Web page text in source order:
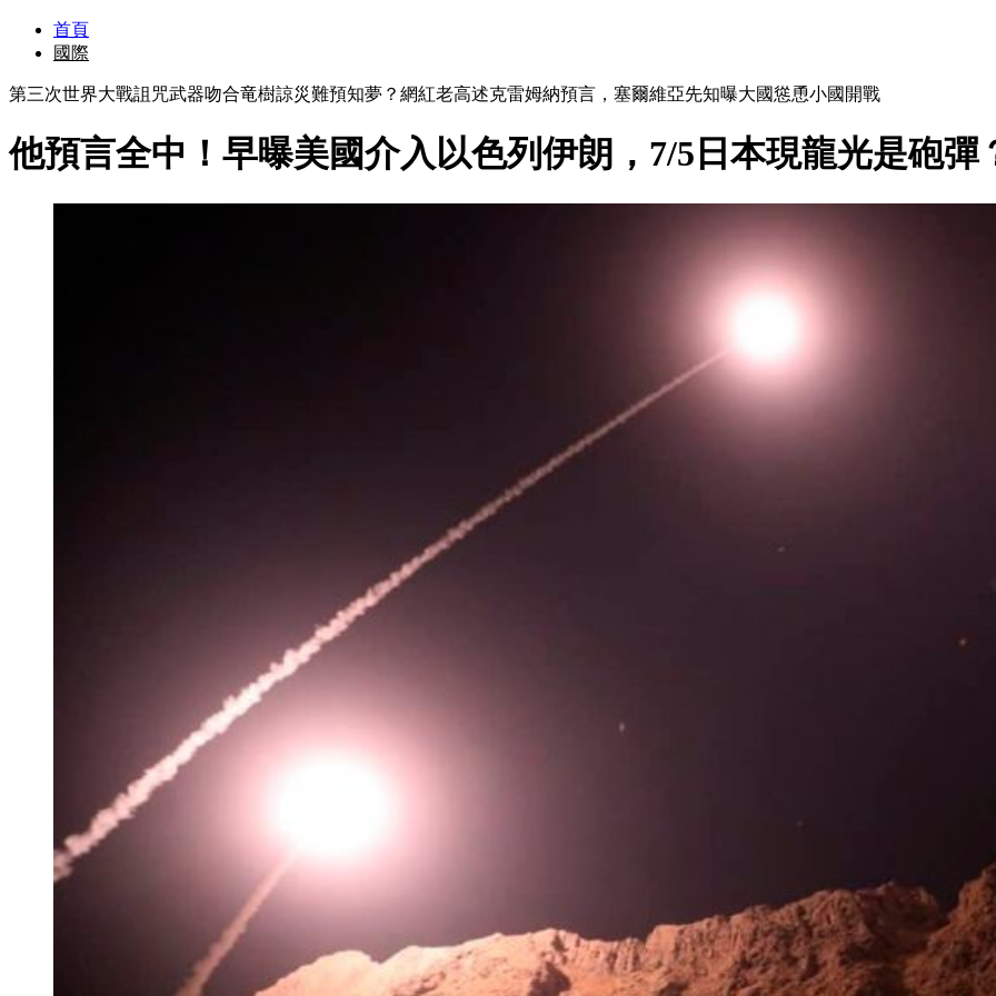
首頁
國際
第三次世界大戰詛咒武器吻合竜樹諒災難預知夢？網紅老高述克雷姆納預言，塞爾維亞先知曝大國慫恿小國開戰
他預言全中！早曝美國介入以色列伊朗，7/5日本現龍光是砲彈